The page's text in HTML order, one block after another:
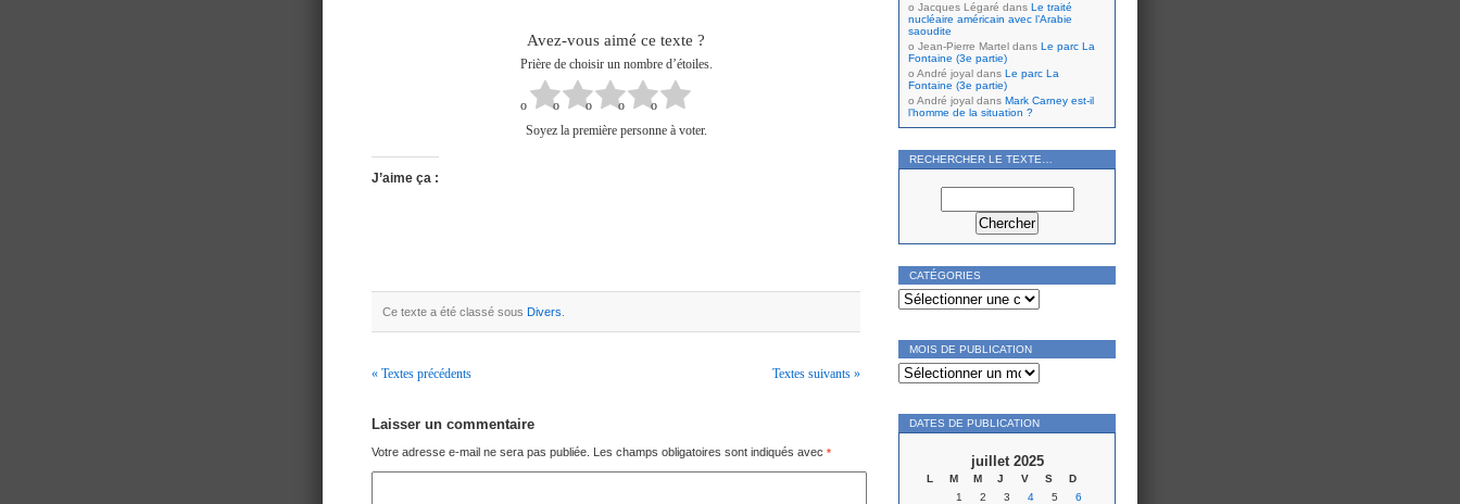
Avez-vous aimé ce texte ?
Prière de choisir un nombre d’étoiles.
Soyez la première personne à voter.
J’aime ça :
Ce texte a été classé sous Divers
« Textes précédents Textes suivants »
Laisser un commentaire
Votre adresse e-mail ne sera pas publiée. Les champs obligatoires sont indiqués avec *
Jacques Légaré dans Le traité
nucléaire américain avec l’Arabie
saoudite
Jean-Pierre Martel dans Le parc La
Fontaine (3e partie)
André joyal dans Le parc La
Fontaine (3e partie)
André joyal dans Mark Carney est-il
l’homme de la situation ?
RECHERCHER LE TEXTE…
CATÉGORIES
Catégories
MOIS DE PUBLICATION
Mois
de
publication
DATES DE PUBLICATION
juillet 2025
L M M J V S
D
1
2 3 4 5
6